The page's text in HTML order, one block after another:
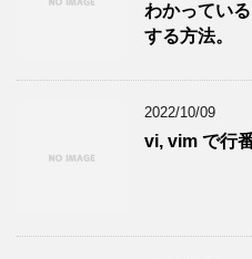
わかってい
する方法。
2022/10/09
vi, vim で行